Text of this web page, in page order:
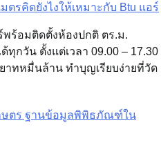
ตรคิดยังไงให้เหมาะกับ Btu แอร์
พร้อมติดตั้งห้องปกติ ตร.ม.
ทุกวัน ตั้งแต่เวลา 09.00 – 17.30
ทหมื่นล้าน ทำบุญเรียบง่ายที่วัด
ตร ฐานข้อมูลพิพิธภัณฑ์ใน